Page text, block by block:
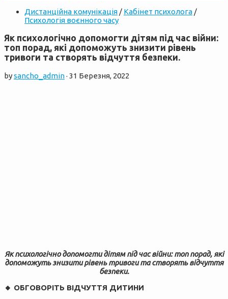
Дистанційна комунікація / Кабінет психолога /
Психологія воєнного часу
Як психологічно допомогти дітям під час війни:
топ порад, які допоможуть знизити рівень
тривоги та створять відчуття безпеки.
bysancho_admin· 31 Березня, 2022
Як психологічно допомогти дітям під час війни: топ порад, які
допоможуть знизити рівень тривоги та створять відчуття
безпеки.
🔸️ ОБГОВОРІТЬ ВІДЧУТТЯ ДИТИНИ